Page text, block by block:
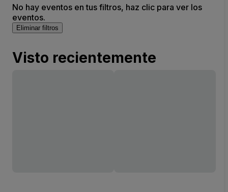
No hay eventos en tus filtros, haz clic para ver los
eventos.
Eliminar filtros
Visto recientemente